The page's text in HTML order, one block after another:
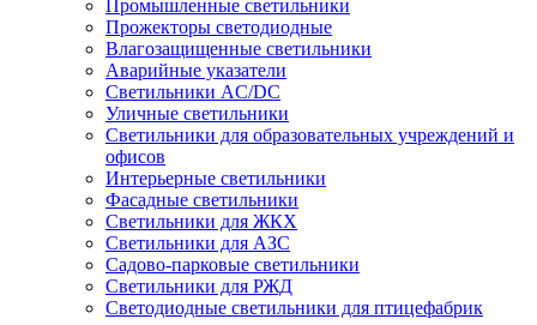
Промышленные светильники
Прожекторы светодиодные
Влагозащищенные светильники
Аварийные указатели
Светильники AC/DC
Уличные светильники
Светильники для образовательных учреждений и
офисов
Интерьерные светильники
Фасадные светильники
Светильники для ЖКХ
Светильники для АЗС
Садово-парковые светильники
Светильники для РЖД
Светодиодные светильники для птицефабрик